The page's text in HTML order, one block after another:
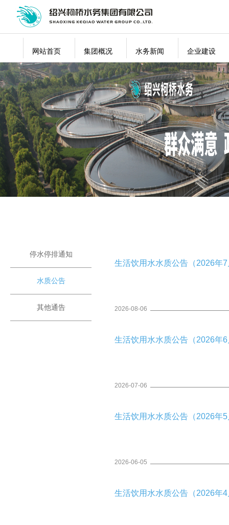
网站首页 集团概况 水务新闻 企业建设
停水停排通知
水质公告
其他通告
生活饮用水水质公告（2026年
2026-08-06
生活饮用水水质公告（2026年
2026-07-06
生活饮用水水质公告（2026年
2026-06-05
生活饮用水水质公告（2026年